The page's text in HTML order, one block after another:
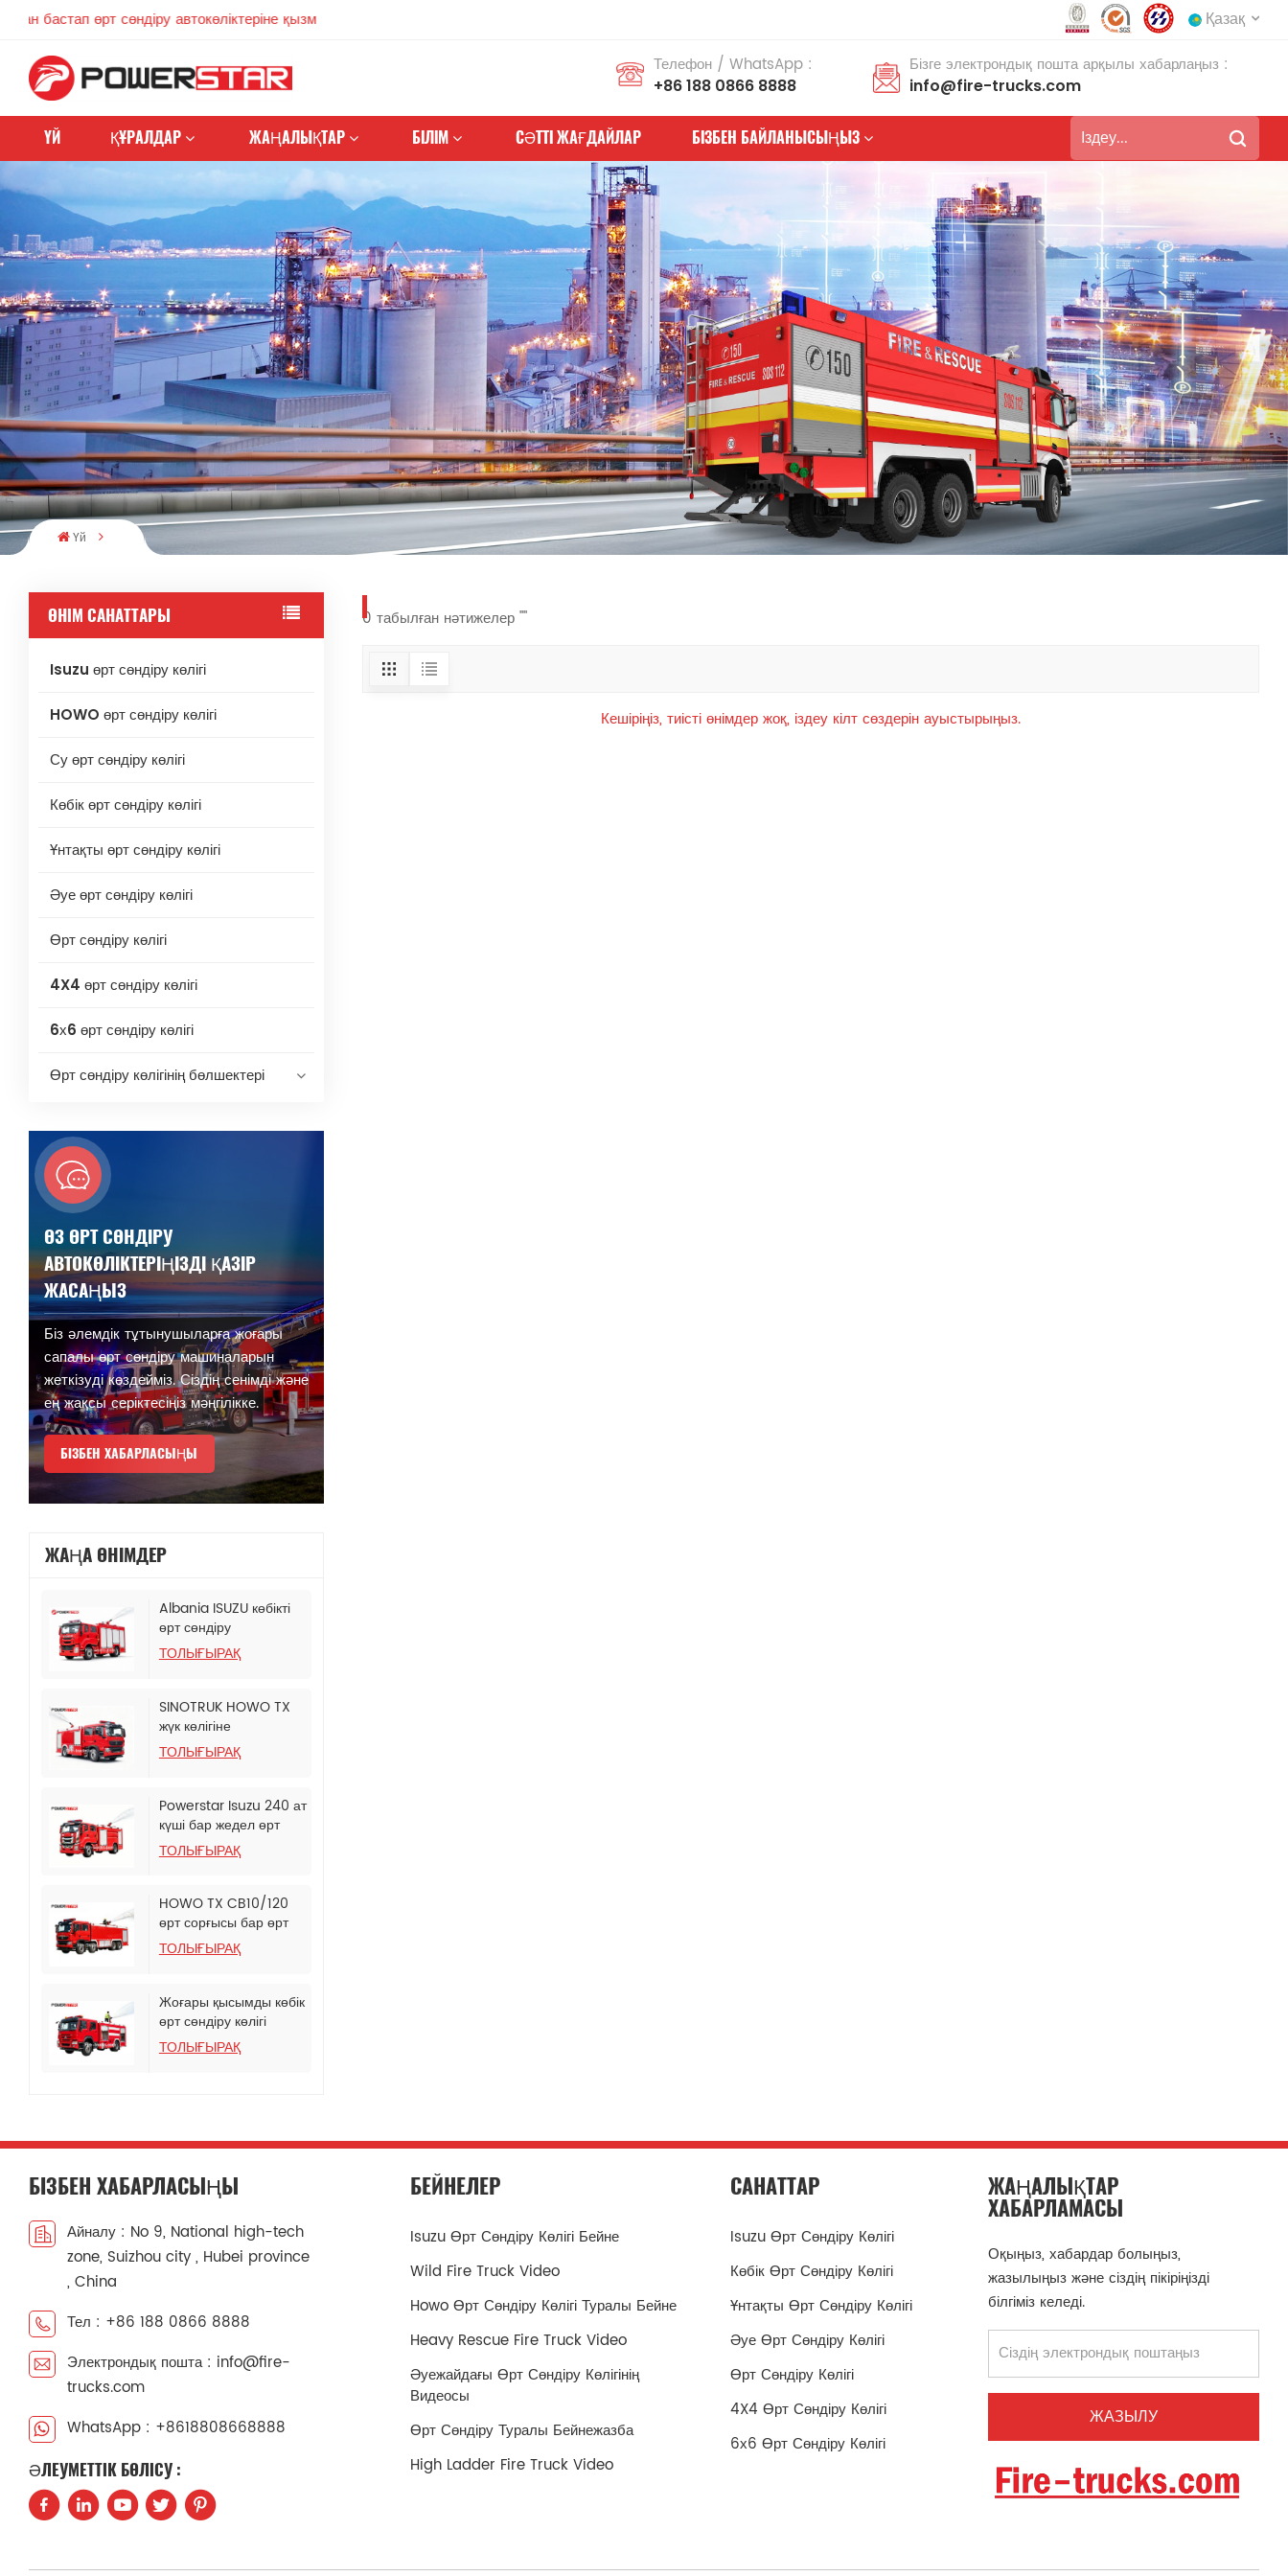
өрт сөндіру автокөліктеріне қызмет көрсетуге берілген Қазақ
Deutsch
português Nederlands
العربية 日本語
한국의 Türkçe
Melayu ไทย
Tiếng Việt Indonesia
中文 қазақ
Filipino
Телефон / WhatsApp :
+86 188 0866 8888
Бізге электрондық пошта арқылы хабарлаңыз :
info@fire-trucks.com
ҮЙ ҚҰРАЛДАР ЖАҢАЛЫҚТАР БІЛІМ СӘТТІ ЖАҒДАЙЛАР БІЗБЕН БАЙЛАНЫСЫҢЫЗ
Үй
ӨНІМ САНАТТАРЫ
Isuzu өрт сөндіру көлігі
HOWO өрт сөндіру көлігі
Су өрт сөндіру көлігі
Көбік өрт сөндіру көлігі
Ұнтақты өрт сөндіру көлігі
Әуе өрт сөндіру көлігі
Өрт сөндіру көлігі
4X4 өрт сөндіру көлігі
6х6 өрт сөндіру көлігі
Өрт сөндіру көлігінің бөлшектері
ӨЗ ӨРТ СӨНДІРУ
АВТОКӨЛІКТЕРІҢІЗДІ ҚАЗІР
ЖАСАҢЫЗ
Біз әлемдік тұтынушыларға жоғары
сапалы өрт сөндіру машиналарын
жеткізуді көздейміз. Сіздің сенімді және
ең жақсы серіктесіңіз мәңгілікке.
БІЗБЕН ХАБАРЛАСЫҢЫ
ЖАҢА ӨНІМДЕР
Albania ISUZU көбікті
өрт сөндіру
цистернасы бар жүк
көлігі
ТОЛЫҒЫРАҚ
SINOTRUK HOWO TX
жүк көлігіне
орнатылған көбікті өрт
сөндіру цистернасы
ТОЛЫҒЫРАҚ
Powerstar Isuzu 240 ат
күші бар жедел өрт
сорғы көлігі
ТОЛЫҒЫРАҚ
HOWO TX CB10/120
өрт сорғысы бар өрт
сөндіру
автоцистернасы
ТОЛЫҒЫРАҚ
Жоғары қысымды көбік
өрт сөндіру көлігі
HOWO
ТОЛЫҒЫРАҚ
0 табылған нәтижелер ""
Кешіріңіз, тиісті өнімдер жоқ, іздеу кілт сөздерін ауыстырыңыз.
БІЗБЕН ХАБАРЛАСЫҢЫ
Айналу : No 9, National high-tech
zone, Suizhou city , Hubei province
, China
Тел : +86 188 0866 8888
Электрондық пошта : info@fire-
trucks.com
WhatsApp : +8618808668888
ӘЛЕУМЕТТІК БӨЛІСУ :
БЕЙНЕЛЕР
Isuzu Өрт Сөндіру Көлігі Бейне
Wild Fire Truck Video
Howo Өрт Сөндіру Көлігі Туралы Бейне
Heavy Rescue Fire Truck Video
Әуежайдағы Өрт Сөндіру Көлігінің
Видеосы
Өрт Сөндіру Туралы Бейнежазба
High Ladder Fire Truck Video
САНАТТАР
Isuzu Өрт Сөндіру Көлігі
Көбік Өрт Сөндіру Көлігі
Ұнтақты Өрт Сөндіру Көлігі
Әуе Өрт Сөндіру Көлігі
Өрт Сөндіру Көлігі
4X4 Өрт Сөндіру Көлігі
6х6 Өрт Сөндіру Көлігі
ЖАҢАЛЫҚТАР
ХАБАРЛАМАСЫ
Оқыңыз, хабардар болыңыз,
жазылыңыз және сіздің пікіріңізді
білгіміз келеді.